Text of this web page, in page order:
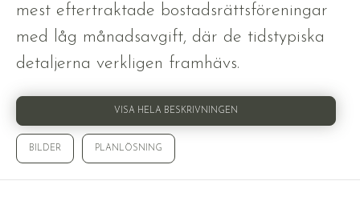
mest eftertraktade bostadsrättsföreningar
med låg månadsavgift, där de tidstypiska
detaljerna verkligen framhävs.
VISA HELA BESKRIVNINGEN
BILDER PLANLÖSNING